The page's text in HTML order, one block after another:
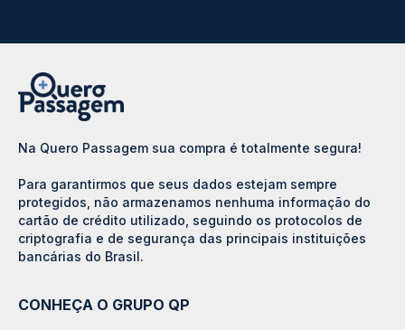
Na Quero Passagem sua compra é totalmente segura!
Para garantirmos que seus dados estejam sempre
protegidos, não armazenamos nenhuma informação do
cartão de crédito utilizado, seguindo os protocolos de
criptografia e de segurança das principais instituições
bancárias do Brasil.
CONHEÇA O GRUPO QP